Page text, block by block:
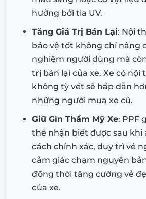
hưởng bởi tia UV.
Tăng Giá Trị Bán Lại: Nội
bảo vệ tốt không chỉ nâng
nghiệm người dùng mà
trị bán lại của xe. Xe có nội
không tỳ vết sẽ hấp dẫn
những người mua xe cũ.
Giữ Gìn Thẩm Mỹ Xe: PPF
thể nhận biết được sau khi
cách chính xác, duy trì vẻ
cảm giác chạm nguyên
đồng thời tăng cường vẻ
của xe.